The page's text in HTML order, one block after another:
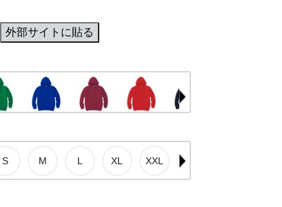
外部サイトに貼る